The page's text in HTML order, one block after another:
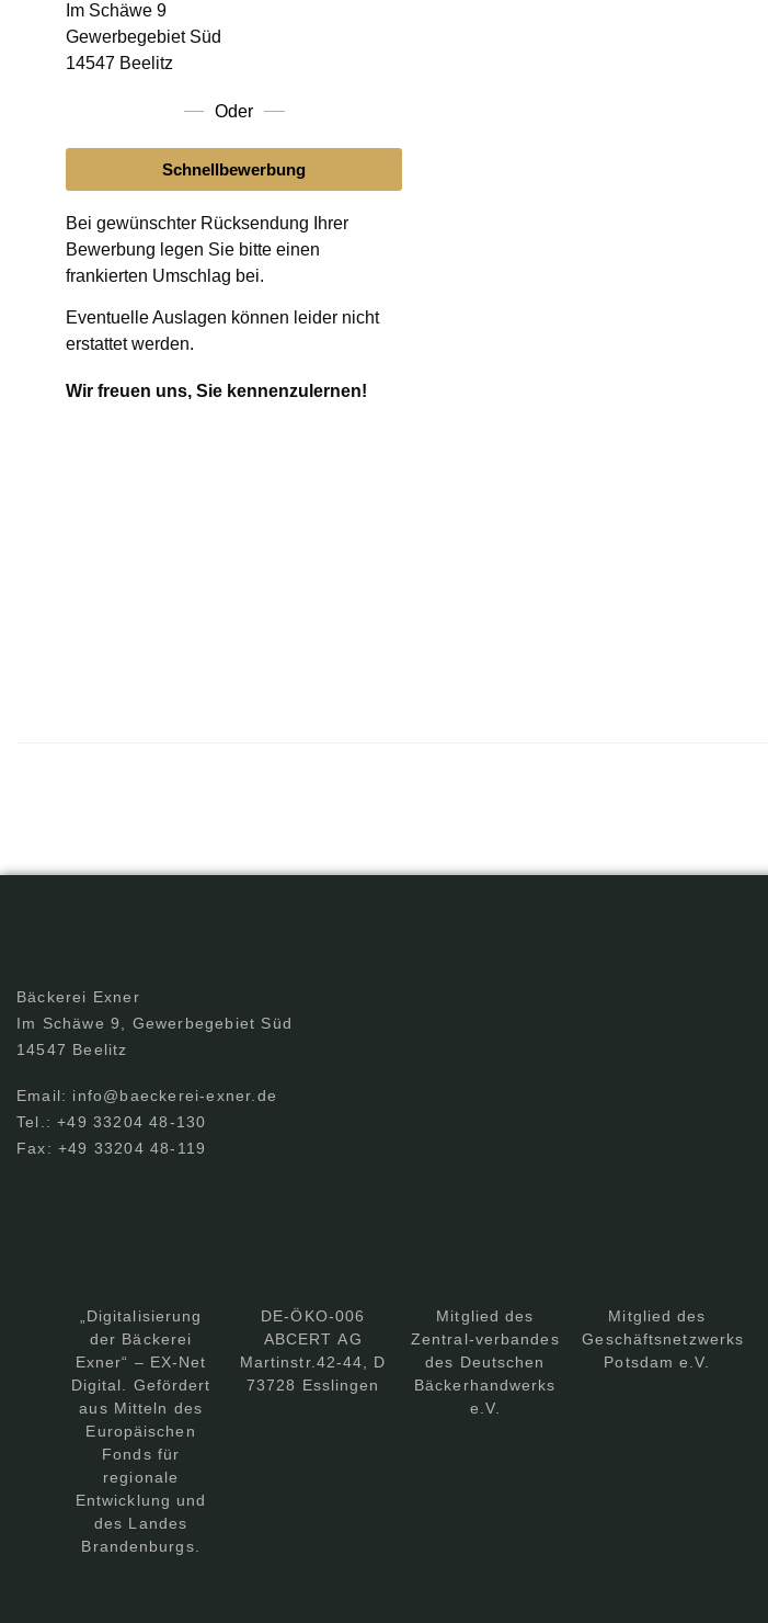
Im Schäwe 9
Gewerbegebiet Süd
14547 Beelitz
Oder
Schnellbewerbung
Bei gewünschter Rücksendung Ihrer
Bewerbung legen Sie bitte einen
frankierten Umschlag bei.
Eventuelle Auslagen können leider nicht
erstattet werden.
Wir freuen uns, Sie kennenzulernen!
Bäckerei Exner
Im Schäwe 9, Gewerbegebiet Süd
14547 Beelitz
Email: info@baeckerei-exner.de
Tel.: +49 33204 48-130
Fax: +49 33204 48-119
„Digitalisierung
der Bäckerei
Exner“ – EX-Net
Digital. Gefördert
aus Mitteln des
Europäischen
Fonds für
regionale
Entwicklung und
des Landes
Brandenburgs.
DE-ÖKO-006
ABCERT AG
Martinstr.42-44, D
73728 Esslingen
Mitglied des
Zentral-verbandes
des Deutschen
Bäckerhandwerks
e.V.
Mitglied des
Geschäftsnetzwerks
Potsdam e.V.